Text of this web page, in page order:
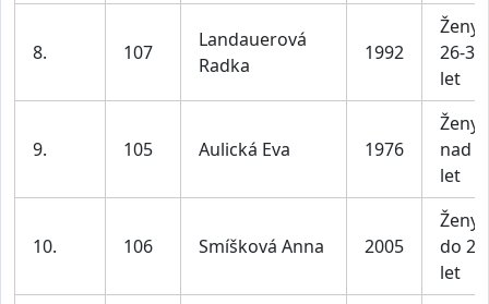
8. 107
Landauerová
Radka
1992
Ženy
26-35
let
9. 105 Aulická Eva 1976
Ženy
nad
let
10. 106 Smíšková Anna 2005
Ženy
do 25
let